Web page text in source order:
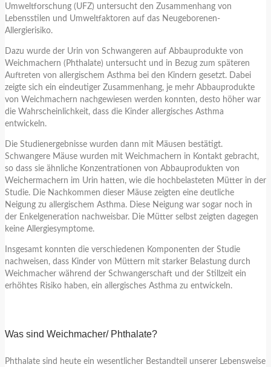
Umweltforschung (UFZ) untersucht den Zusammenhang von
Lebensstilen und Umweltfaktoren auf das Neugeborenen-
Allergierisiko.
Dazu wurde der Urin von Schwangeren auf Abbauprodukte von
Weichmachern (Phthalate) untersucht und in Bezug zum späteren
Auftreten von allergischem Asthma bei den Kindern gesetzt. Dabei
zeigte sich ein eindeutiger Zusammenhang, je mehr Abbauprodukte
von Weichmachern nachgewiesen werden konnten, desto höher war
die Wahrscheinlichkeit, dass die Kinder allergisches Asthma
entwickeln.
Die Studienergebnisse wurden dann mit Mäusen bestätigt.
Schwangere Mäuse wurden mit Weichmachern in Kontakt gebracht,
so dass sie ähnliche Konzentrationen von Abbauprodukten von
Weichermachern im Urin hatten, wie die hochbelasteten Mütter in der
Studie. Die Nachkommen dieser Mäuse zeigten eine deutliche
Neigung zu allergischem Asthma. Diese Neigung war sogar noch in
der Enkelgeneration nachweisbar. Die Mütter selbst zeigten dagegen
keine Allergiesymptome.
Insgesamt konnten die verschiedenen Komponenten der Studie
nachweisen, dass Kinder von Müttern mit starker Belastung durch
Weichmacher während der Schwangerschaft und der Stillzeit ein
erhöhtes Risiko haben, ein allergisches Asthma zu entwickeln.
Was sind Weichmacher/ Phthalate?
Phthalate sind heute ein wesentlicher Bestandteil unserer Lebensweise